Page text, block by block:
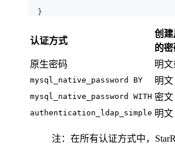
  }
认证方式
创
的
原生密码
明
mysql_native_password BY 明文
mysql_native_password WITH 密文
authentication_ldap_simple 明文
注：在所有认证方式中，